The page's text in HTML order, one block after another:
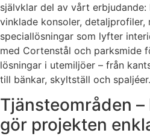
självklar del av vårt
vinklade konsoler, detaljprofiler,
speciallösningar som lyfter
med Cortenstål och parksmide
lösningar i utemiljöer – från
till bänkar, skyltställ och spaljéer.
Tjänsteområden
gör projekten